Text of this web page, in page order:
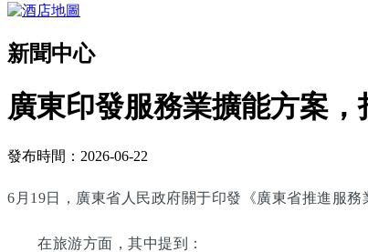
新聞中心
廣東印發服務業擴能方案
發布時間：2026-06-22
6月19日，廣東省人民政府關于印發《廣東省推進服務
在旅游方面，其中提到：